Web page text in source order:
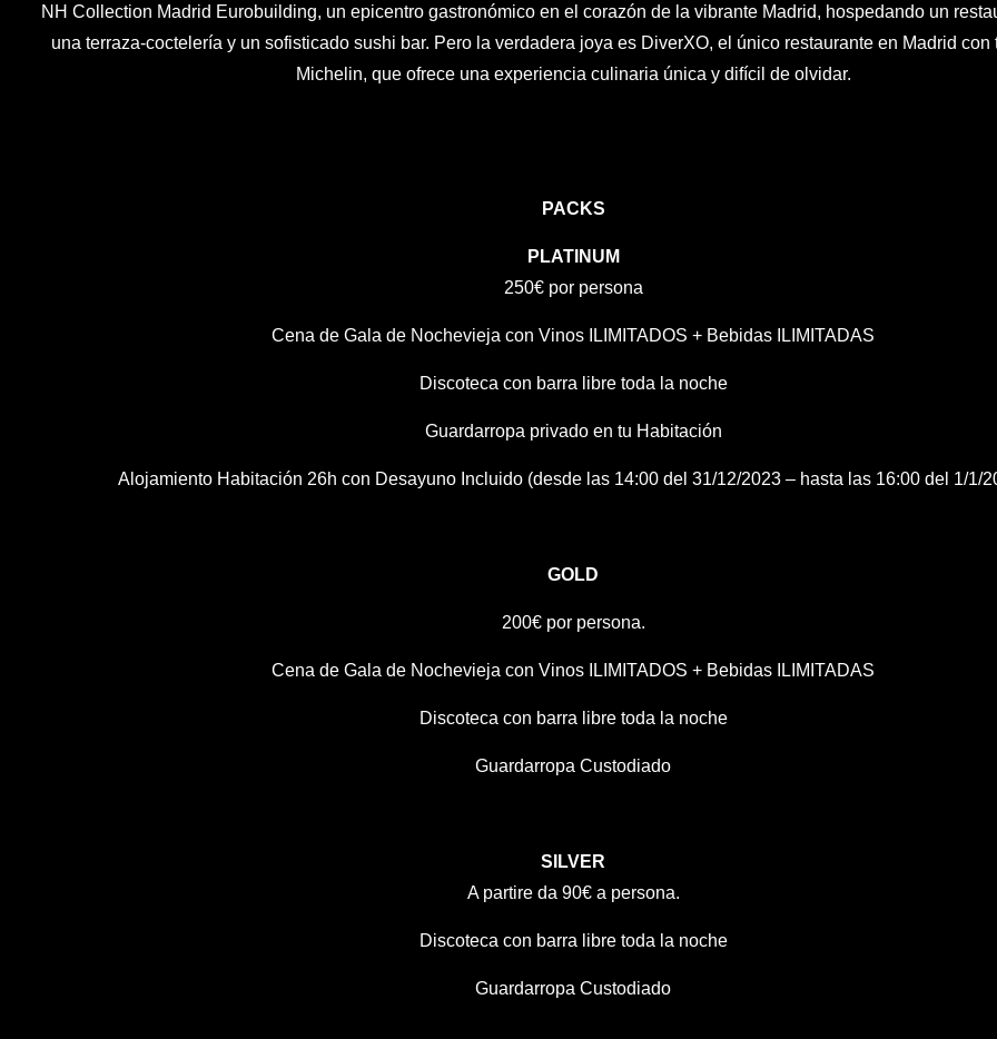
NH Collection Madrid Eurobuilding, un epicentro gastronómico en el corazón de la vibrante Madrid, hospedando un
una terraza-coctelería y un sofisticado sushi bar. Pero la verdadera joya es DiverXO, el único restaurante en Madrid con
Michelin, que ofrece una experiencia culinaria única y difícil de olvidar.
PACKS
PLATINUM
250€ por persona
Cena de Gala de Nochevieja con Vinos ILIMITADOS + Bebidas ILIMITADAS
Discoteca con barra libre toda la noche
Guardarropa privado en tu Habitación
Alojamiento Habitación 26h con Desayuno Incluido (desde las 14:00 del 31/12/2023 – hasta las 16:00 del 1/1/
GOLD
200€ por persona.
Cena de Gala de Nochevieja con Vinos ILIMITADOS + Bebidas ILIMITADAS
Discoteca con barra libre toda la noche
Guardarropa Custodiado
SILVER
A partire da 90€ a persona.
Discoteca con barra libre toda la noche
Guardarropa Custodiado